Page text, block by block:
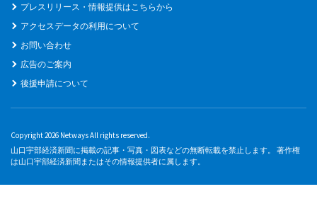
プレスリリース・情報提供はこちらから
アクセスデータの利用について
お問い合わせ
広告のご案内
後援申請について
Copyright 2026 Netways All rights reserved.
山口宇部経済新聞に掲載の記事・写真・図表などの無断転載を禁止します。 著作権
は山口宇部経済新聞またはその情報提供者に属します。